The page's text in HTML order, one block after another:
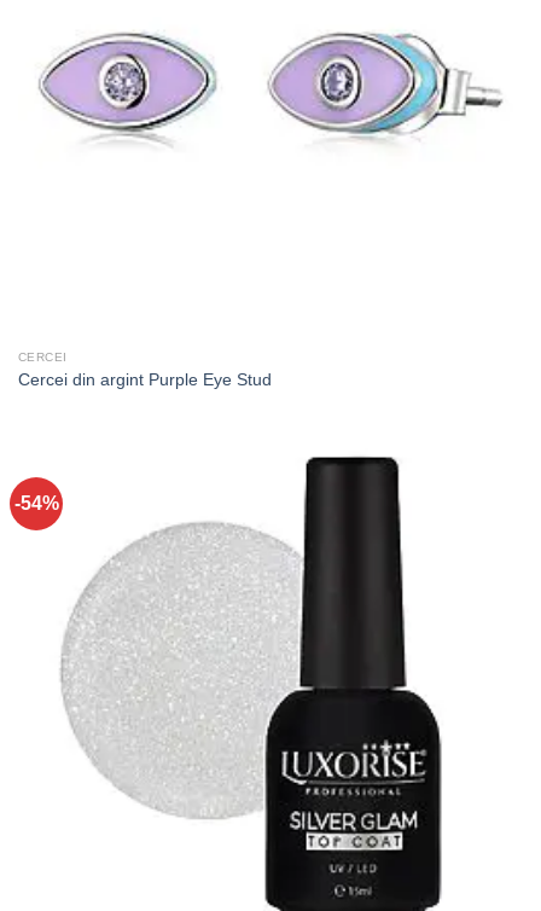
CERCEI
Cercei din argint Purple Eye Stud
-54%